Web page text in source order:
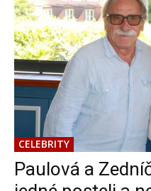
CELEBRITY
Paulová a